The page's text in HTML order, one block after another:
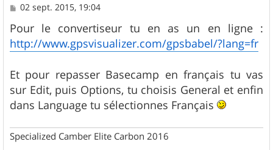
M
s
s
a
g
02 sept. 2015, 19:04
Pour le convertiseur tu en as un en ligne :
http://www.gpsvisualizer.com/gpsbabel/?lang=fr
Et pour repasser Basecamp en français tu vas
sur Edit, puis Options, tu choisis General et enfin
dans Language tu sélectionnes Français
Specialized Camber Elite Carbon 2016